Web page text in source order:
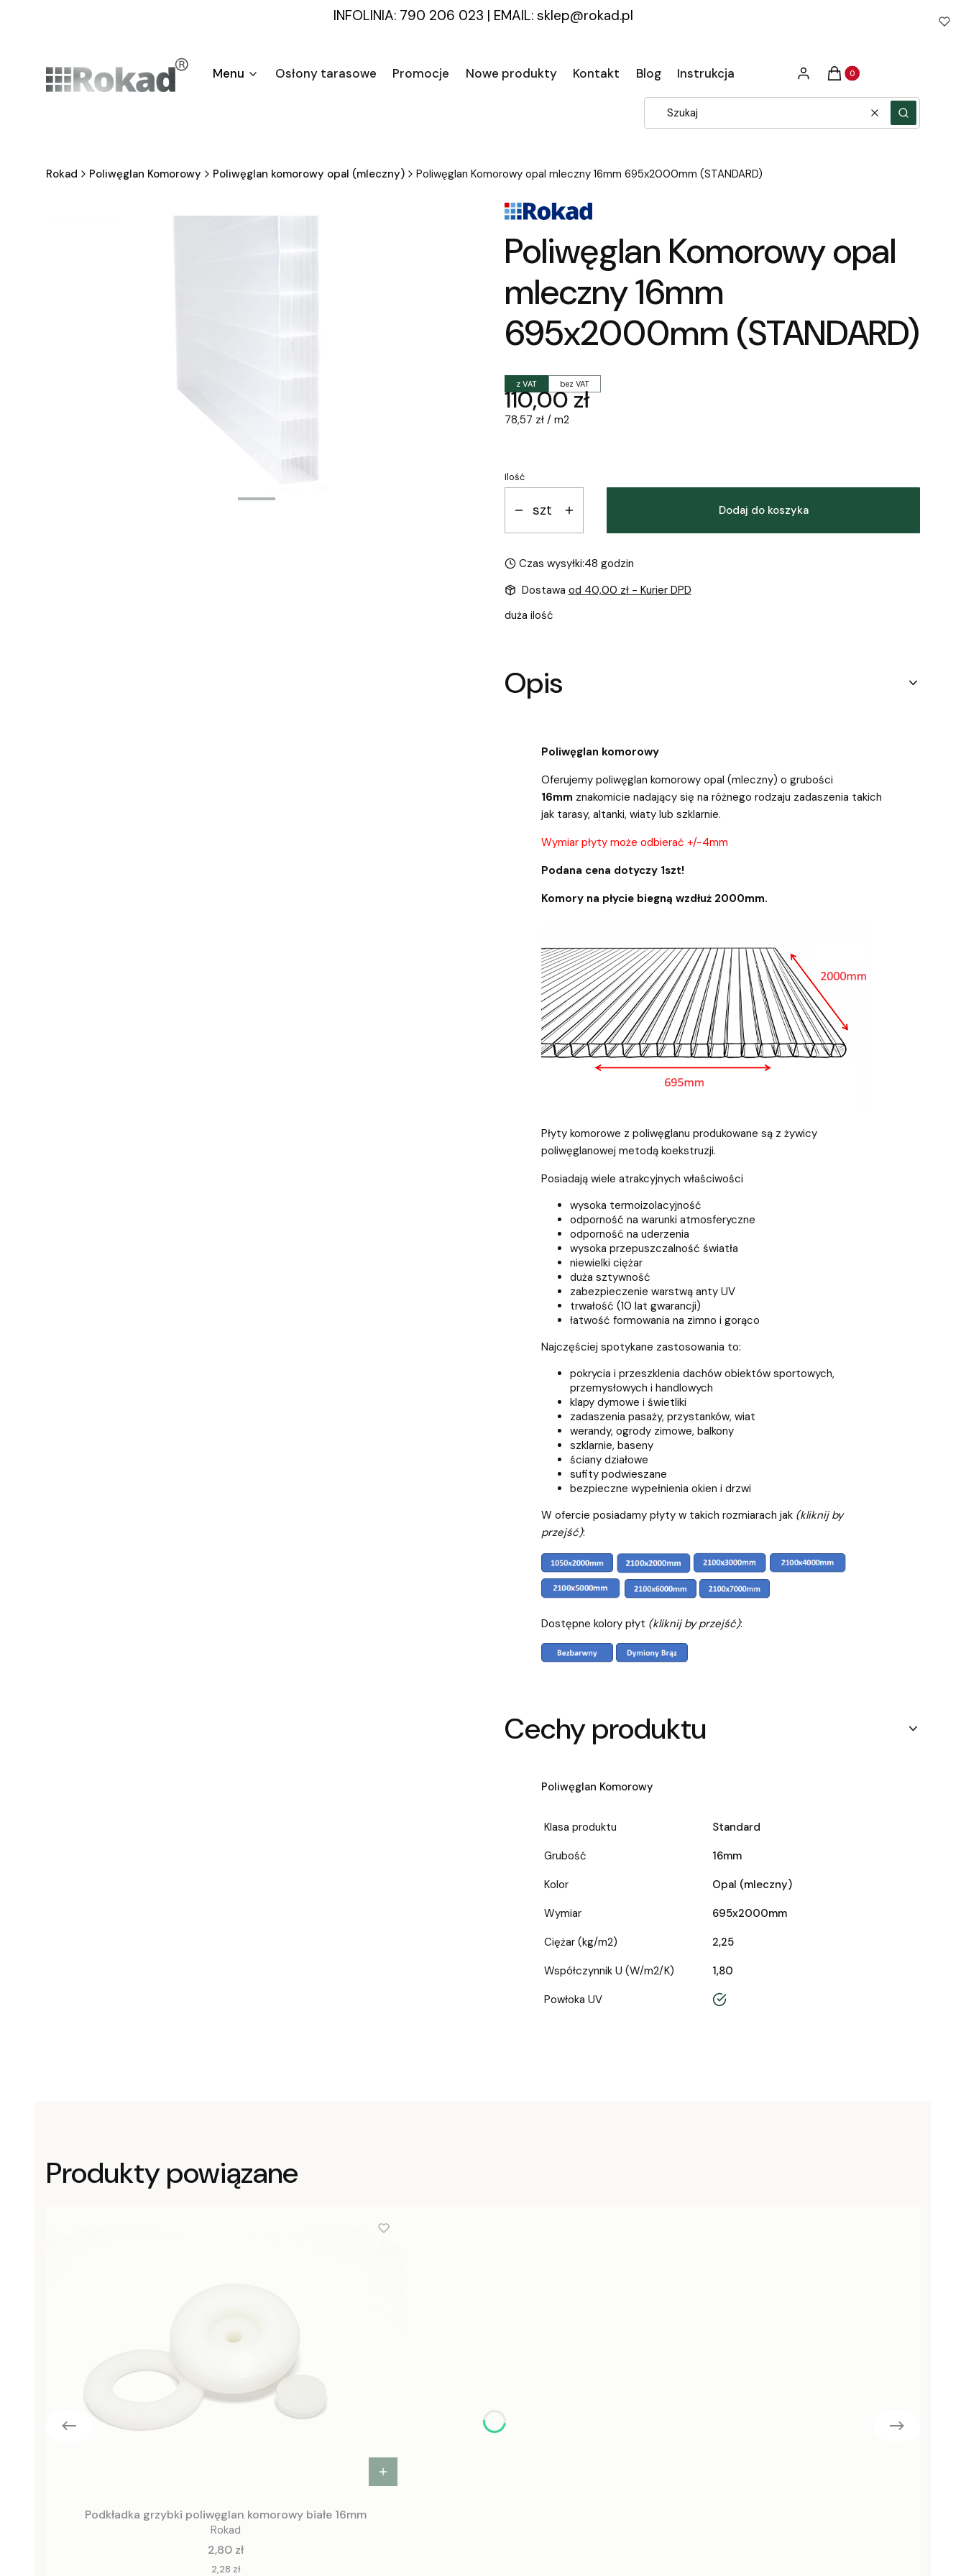
INFOLINIA: 790 206 023 | EMAIL: sklep@rokad.pl
Menu Osłony tarasowe Promocje Nowe produkty Kontakt Blog Instrukcja Zaloguj sięProdukty w koszyku: 0.
Koszyk
WyczyśćSzukaj
Rokad Poliwęglan Komorowy Poliwęglan komorowy opal (mleczny) Poliwęglan Komorowy opal mleczny 16mm 695x2000mm (STANDARD)
Poliwęglan Komorowy opal
mleczny 16mm
695x2000mm (STANDARD)
z VAT bez VAT
Cena
110,00 zł
78,57 zł / m2
Ilość
szt Dodaj do koszyka
Czas wysyłki:48 godzin
Dostawa od 40,00 zł - Kurier DPD
duża ilość
Opis
Poliwęglan komorowy
Oferujemy poliwęglan komorowy opal (mleczny) o grubości
16mm znakomicie nadający się na różnego rodzaju zadaszenia takich
jak tarasy, altanki, wiaty lub szklarnie.
Wymiar płyty może odbierać +/-4mm
Podana cena dotyczy 1szt!
Komory na płycie biegną wzdłuż 2000mm.
Płyty komorowe z poliwęglanu produkowane są z żywicy
poliwęglanowej metodą koekstruzji.
Posiadają wiele atrakcyjnych właściwości
wysoka termoizolacyjność
odporność na warunki atmosferyczne
odporność na uderzenia
wysoka przepuszczalność światła
niewielki ciężar
duża sztywność
zabezpieczenie warstwą anty UV
trwałość (10 lat gwarancji)
łatwość formowania na zimno i gorąco
Najczęściej spotykane zastosowania to:
pokrycia i przeszklenia dachów obiektów sportowych,
przemysłowych i handlowych
klapy dymowe i świetliki
zadaszenia pasaży, przystanków, wiat
werandy, ogrody zimowe, balkony
szklarnie, baseny
ściany działowe
sufity podwieszane
bezpieczne wypełnienia okien i drzwi
W ofercie posiadamy płyty w takich rozmiarach jak (kliknij by
przejść):
Dostępne kolory płyt (kliknij by przejść):
Cechy produktu
Poliwęglan Komorowy
Klasa produktu
Standard
Grubość
16mm
Kolor
Opal (mleczny)
Wymiar
695x2000mm
Ciężar (kg/m2)
2,25
Współczynnik U (W/m2/K)
1,80
Powłoka UV
tak
Produkty powiązane
Podkładka grzybki poliwęglan komorowy białe 16mm
Rokad
Cena
2,80 zł
Cena
2,28 zł